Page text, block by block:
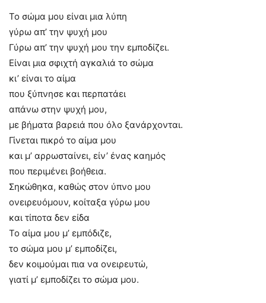
Το σώμα μου είναι μια λύπη
γύρω απ’ την ψυχή μου
Γύρω απ’ την ψυχή μου την εμποδίζει.
Είναι μια σφιχτή αγκαλιά το σώμα
κι’ είναι το αίμα
που ξύπνησε και περπατάει
απάνω στην ψυχή μου,
με βήματα βαρειά που όλο ξανάρχονται.
Γίνεται πικρό το αίμα μου
και μ’ αρρωσταίνει, είν’ ένας καημός
που περιμένει βοήθεια.
Σηκώθηκα, καθώς στον ύπνο μου
ονειρευόμουν, κοίταξα γύρω μου
και τίποτα δεν είδα
Το αίμα μου μ’ εμπόδιζε,
το σώμα μου μ’ εμποδίζει,
δεν κοιμούμαι πια να ονειρευτώ,
γιατί μ’ εμποδίζει το σώμα μου.